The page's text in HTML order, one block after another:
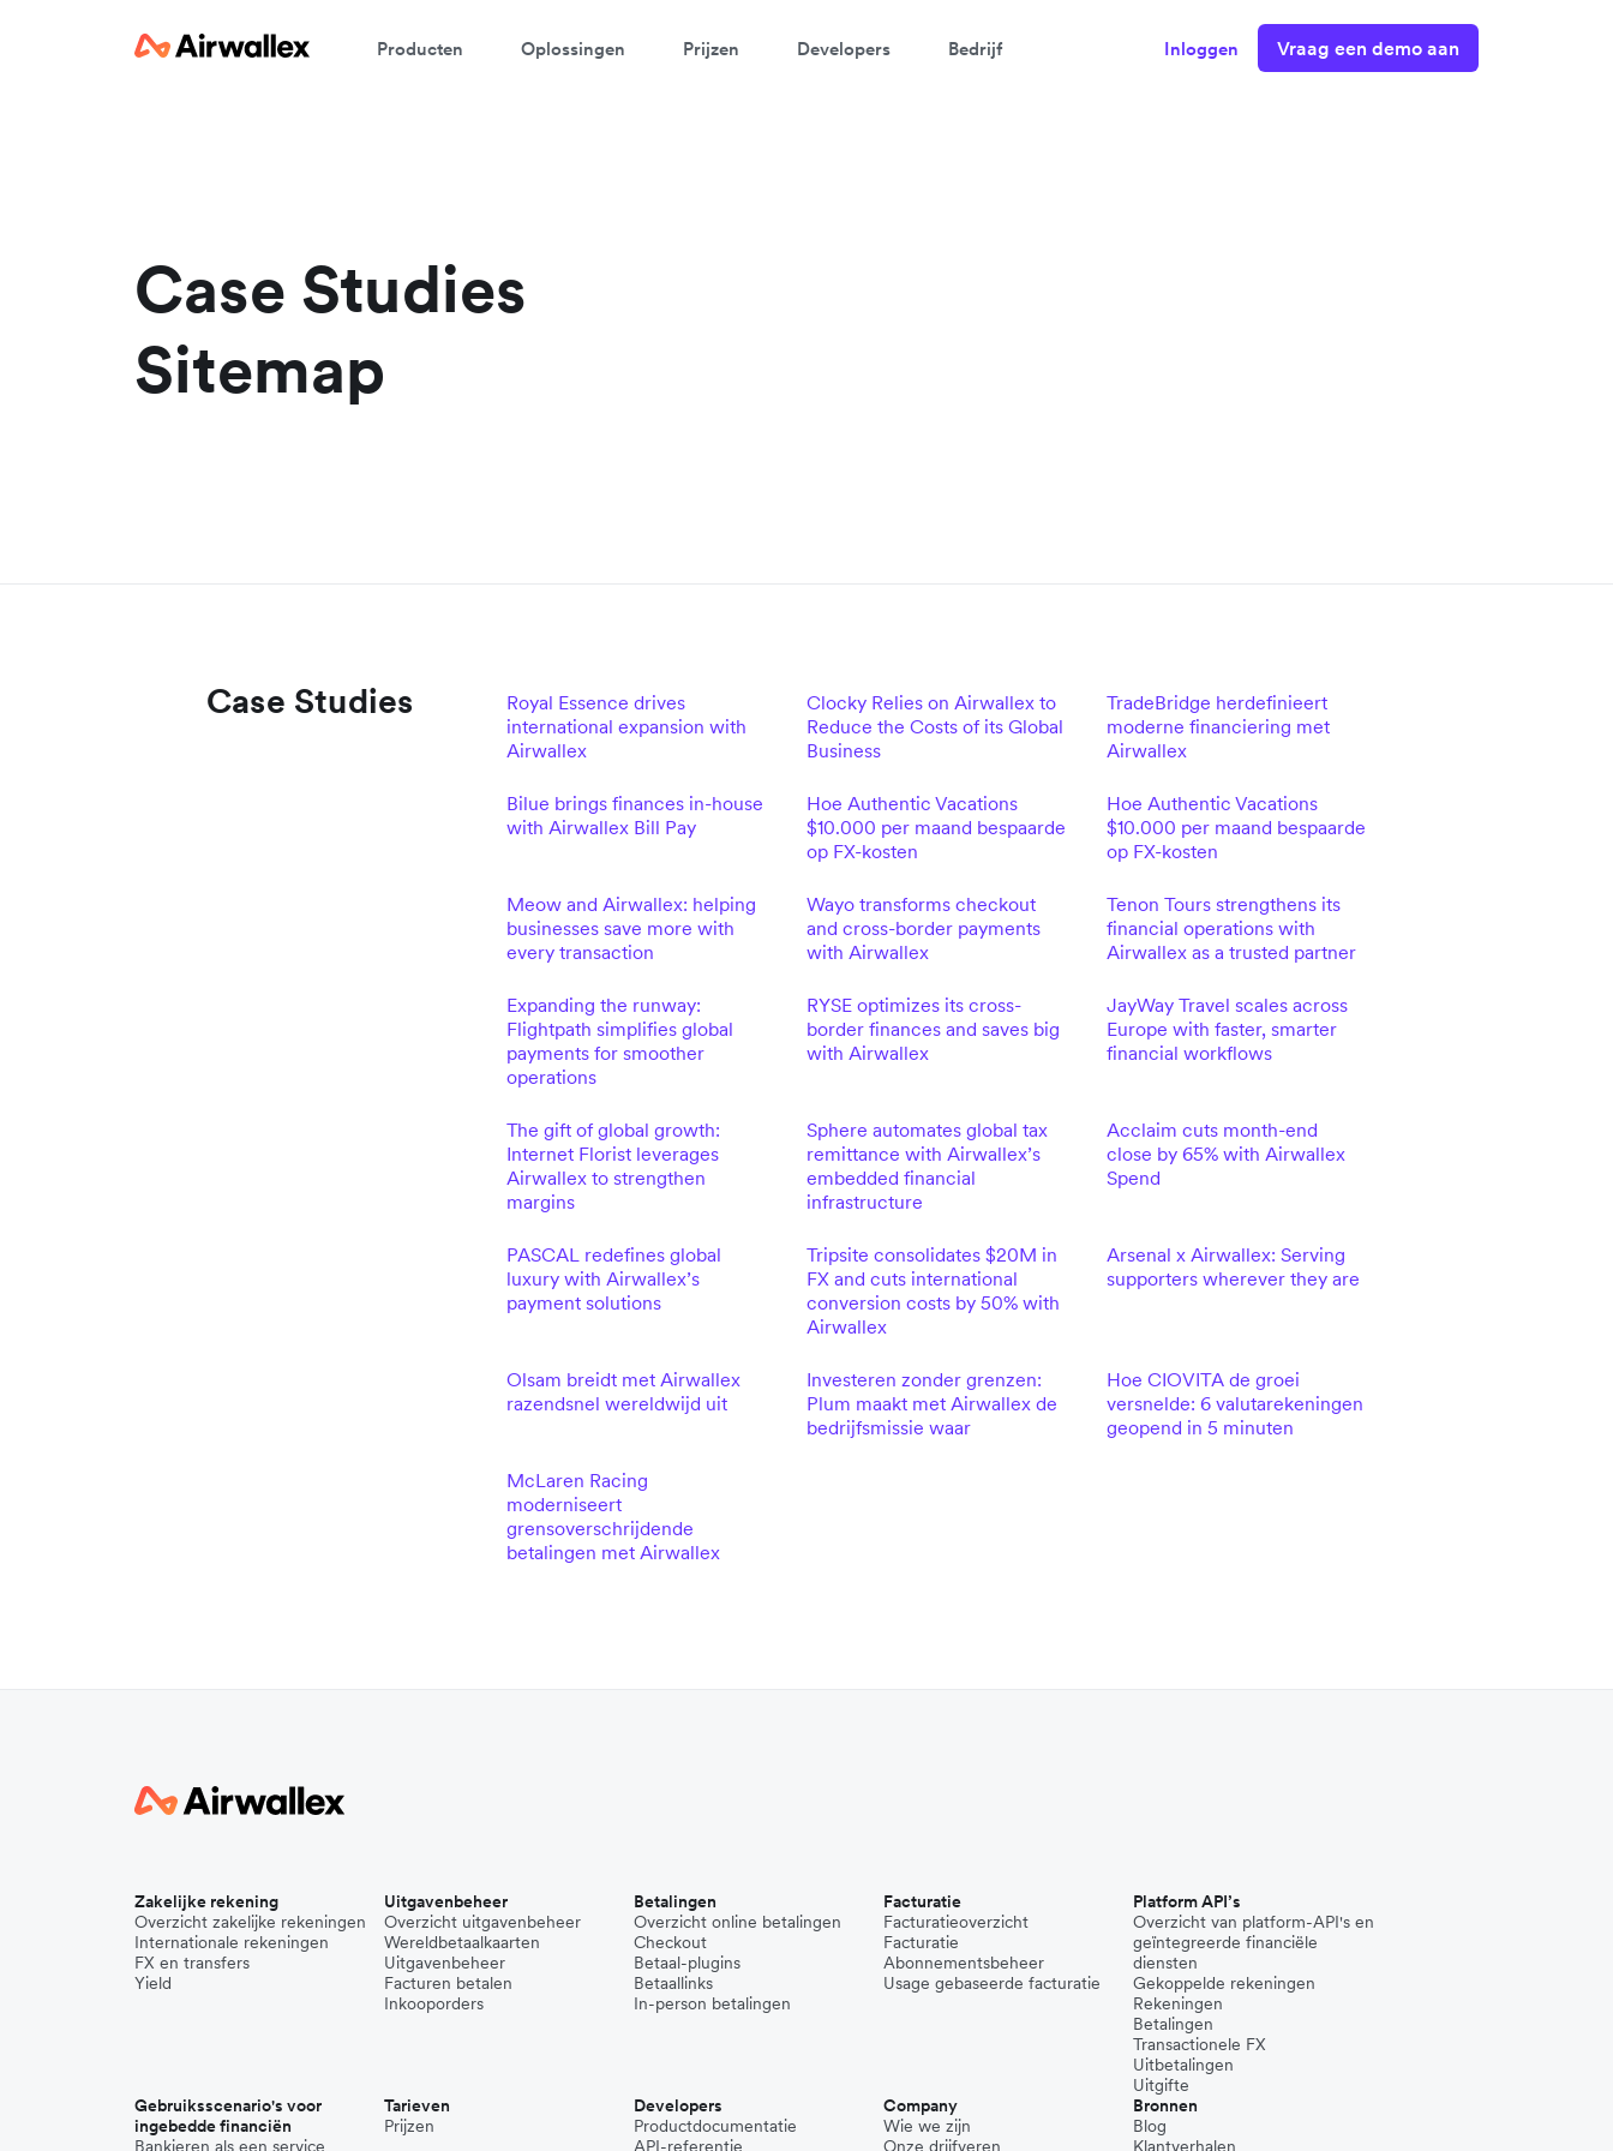
Producten Oplossingen Prijzen Developers Bedrijf Inloggen Vraag een demo aan
Case Studies
Sitemap
Case Studies
Royal Essence drives
international expansion with
Airwallex
Clocky Relies on Airwallex to
Reduce the Costs of its Global
Business
TradeBridge herdefinieert
moderne financiering met
Airwallex
Bilue brings finances in-house
with Airwallex Bill Pay
Hoe Authentic Vacations
$10.000 per maand bespaarde
op FX-kosten
Hoe Authentic Vacations
$10.000 per maand bespaarde
op FX-kosten
Meow and Airwallex: helping
businesses save more with
every transaction
Wayo transforms checkout
and cross-border payments
with Airwallex
Tenon Tours strengthens its
financial operations with
Airwallex as a trusted partner
Expanding the runway:
Flightpath simplifies global
payments for smoother
operations
RYSE optimizes its cross-
border finances and saves big
with Airwallex
JayWay Travel scales across
Europe with faster, smarter
financial workflows
The gift of global growth:
Internet Florist leverages
Airwallex to strengthen
margins
Sphere automates global tax
remittance with Airwallex’s
embedded financial
infrastructure
Acclaim cuts month-end
close by 65% with Airwallex
Spend
PASCAL redefines global
luxury with Airwallex’s
payment solutions
Tripsite consolidates $20M in
FX and cuts international
conversion costs by 50% with
Airwallex
Arsenal x Airwallex: Serving
supporters wherever they are
Olsam breidt met Airwallex
razendsnel wereldwijd uit
Investeren zonder grenzen:
Plum maakt met Airwallex de
bedrijfsmissie waar
Hoe CIOVITA de groei
versnelde: 6 valutarekeningen
geopend in 5 minuten
McLaren Racing
moderniseert
grensoverschrijdende
betalingen met Airwallex
Zakelijke rekening
Overzicht zakelijke rekeningen
Internationale rekeningen
FX en transfers
Yield
Uitgavenbeheer
Overzicht uitgavenbeheer
Wereldbetaalkaarten
Uitgavenbeheer
Facturen betalen
Inkooporders
Betalingen
Overzicht online betalingen
Checkout
Betaal-plugins
Betaallinks
In-person betalingen
Facturatie
Facturatieoverzicht
Facturatie
Abonnementsbeheer
Usage gebaseerde facturatie
Platform API’s
Overzicht van platform-API's en
geïntegreerde financiële
diensten
Gekoppelde rekeningen
Rekeningen
Betalingen
Transactionele FX
Uitbetalingen
Uitgifte
Gebruiksscenario's voor
ingebedde financiën
Bankieren als een service
Tarieven
Prijzen
Developers
Productdocumentatie
API-referentie
Company
Wie we zijn
Onze drijfveren
Bronnen
Blog
Klantverhalen